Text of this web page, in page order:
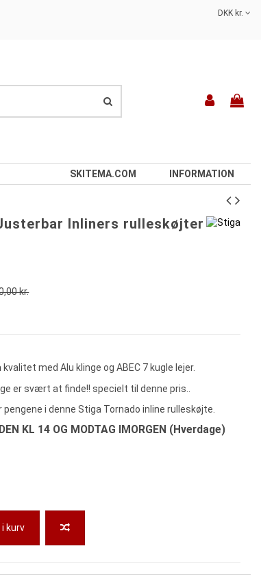
DKK kr.
INFORMATION
SKITEMA.COM
Inliners rulleskøjter
kr.
med Alu klinge og ABEC 7 kugle lejer.
er svært at finde!! specielt til denne pris..
i denne Stiga Tornado inline rulleskøjte.
KL 14 OG MODTAG IMORGEN (Hverdage)
kurv